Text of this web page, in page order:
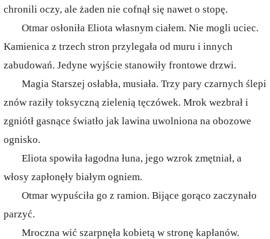
chronili oczy, ale żaden nie cofnął się nawet o stopę.
Otmar osłoniła Eliota własnym ciałem. Nie mogli uciec.
Kamienica z trzech stron przylegała od muru i innych
zabudowań. Jedyne wyjście stanowiły frontowe drzwi.
Magia Starszej osłabła, musiała. Trzy pary czarnych ślepi
znów raziły toksyczną zielenią tęczówek. Mrok wezbrał i
zgniótł gasnące światło jak lawina uwolniona na obozowe
ognisko.
Eliota spowiła łagodna łuna, jego wzrok zmętniał, a
włosy zapłonęły białym ogniem.
Otmar wypuściła go z ramion. Bijące gorąco zaczynało
parzyć.
Mroczna wić szarpnęła kobietą w stronę kapłanów.